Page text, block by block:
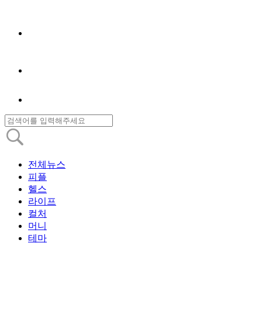
전체뉴스
피플
헬스
라이프
컬처
머니
테마